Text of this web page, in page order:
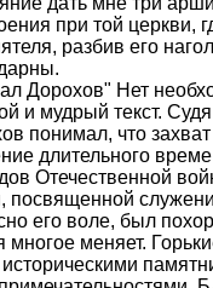
при той церкви,
разбив его
Дорохов" Нет
и мудрый текст.
понимал, что
длительного
Отечественной
посвященной
его воле, был
многое меняет.